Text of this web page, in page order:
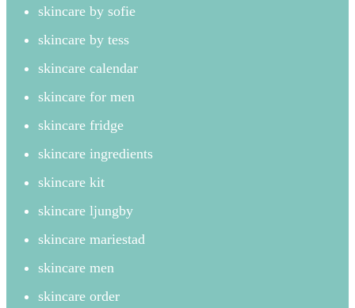
skincare by sofie
skincare by tess
skincare calendar
skincare for men
skincare fridge
skincare ingredients
skincare kit
skincare ljungby
skincare mariestad
skincare men
skincare order